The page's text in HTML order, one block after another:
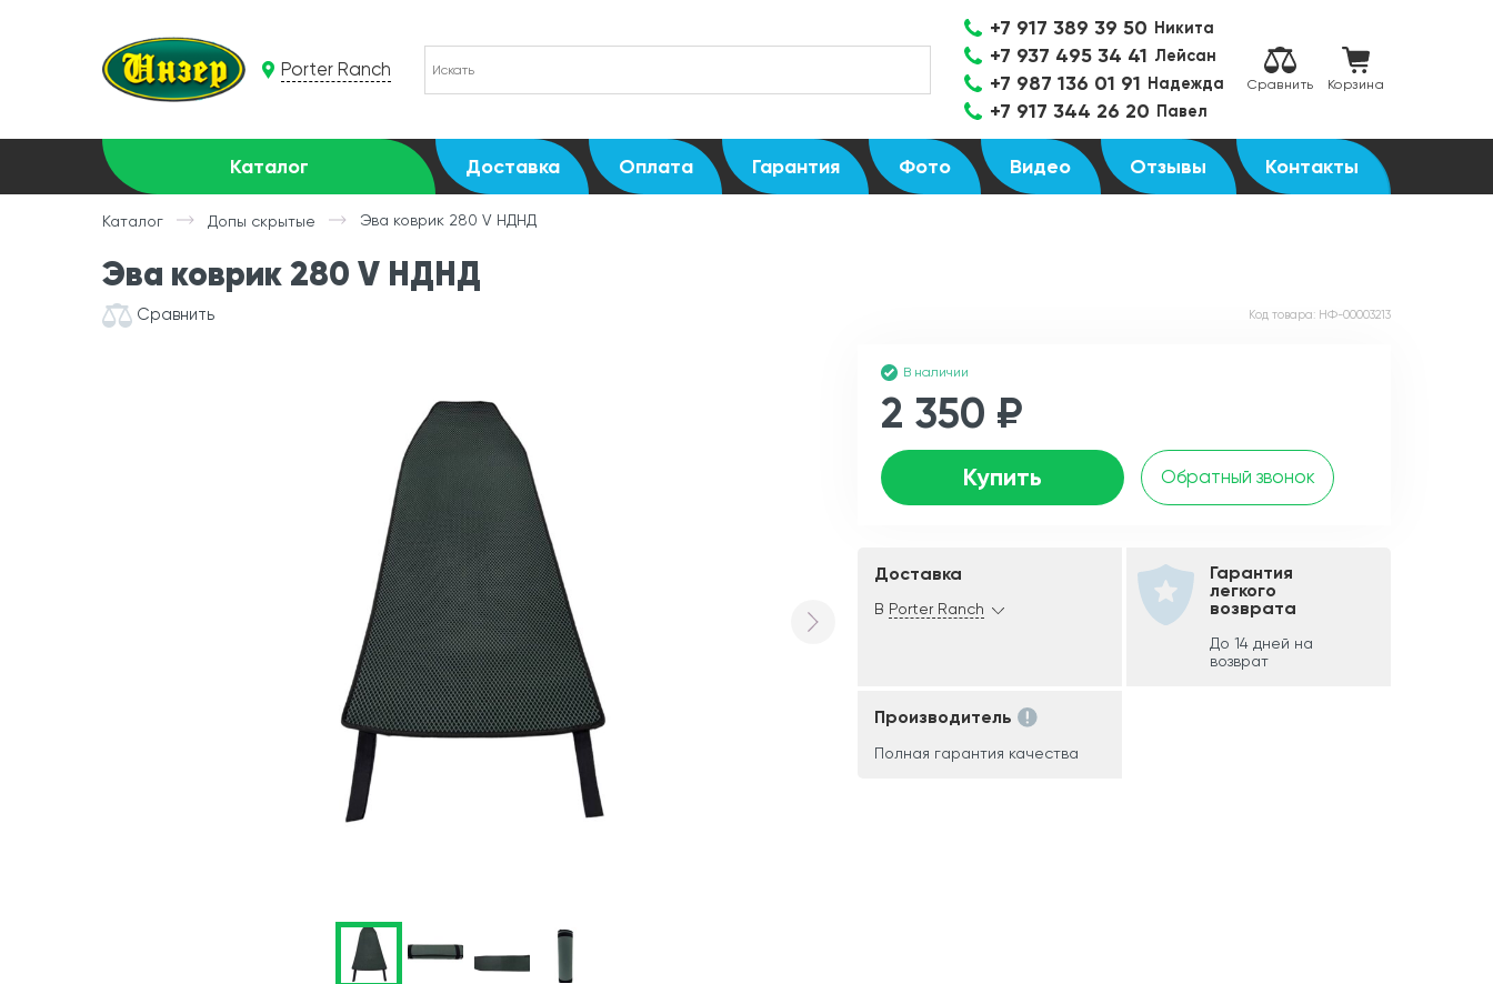
Porter Ranch
+7 917 389 39 50 Никита
+7 937 495 34 41 Лейсан
+7 987 136 01 91 Надежда
+7 917 344 26 20 Павел
Сравнить Корзина
Каталог Доставка Оплата Гарантия Фото Видео Отзывы Контакты
Каталог Допы скрытые Эва коврик 280 V НДНД
Эва коврик 280 V НДНД
Сравнить Код товара: НФ-00003213
В наличии
2 350 ₽
Купить Обратный звонок
Доставка
В Porter Ranch
Гарантия
легкого
возврата
До 14 дней на
возврат
Производитель
Полная гарантия качества